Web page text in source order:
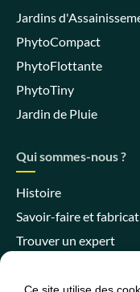
Jardins
PhytoCompact
PhytoFlottante
PhytoTiny
Jardin de Pluie
Qui sommes-nous ?
Histoire
Savoir-faire et
Trouver un expert